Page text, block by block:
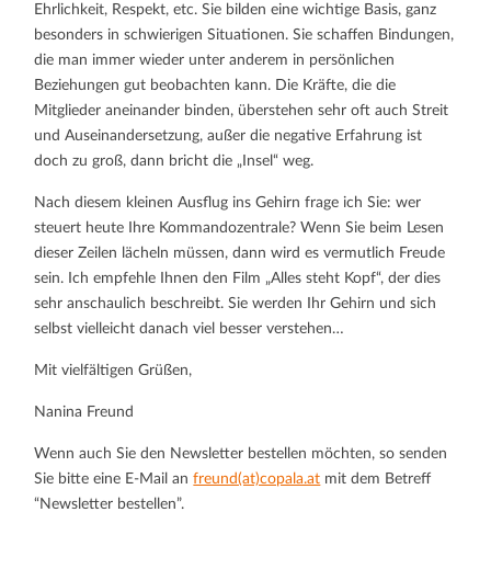
Ehrlichkeit, Respekt, etc. Sie bilden eine wichtige Basis, ganz
besonders in schwierigen Situationen. Sie schaffen Bindungen,
die man immer wieder unter anderem in persönlichen
Beziehungen gut beobachten kann. Die Kräfte, die die
Mitglieder aneinander binden, überstehen sehr oft auch Streit
und Auseinandersetzung, außer die negative Erfahrung ist
doch zu groß, dann bricht die „Insel“ weg.
Nach diesem kleinen Ausflug ins Gehirn frage ich Sie: wer
steuert heute Ihre Kommandozentrale? Wenn Sie beim Lesen
dieser Zeilen lächeln müssen, dann wird es vermutlich Freude
sein. Ich empfehle Ihnen den Film „Alles steht Kopf“, der dies
sehr anschaulich beschreibt. Sie werden Ihr Gehirn und sich
selbst vielleicht danach viel besser verstehen…
Mit vielfältigen Grüßen,
Nanina Freund
Wenn auch Sie den Newsletter bestellen möchten, so senden
Sie bitte eine E-Mail anfreund(at)copala.at mit dem Betreff
“Newsletter bestellen”.